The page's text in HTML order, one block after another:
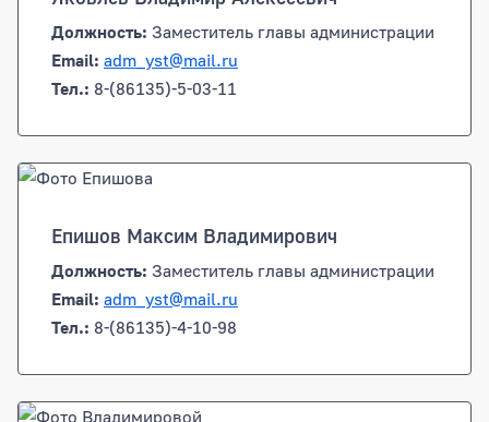
Должность: Заместитель главы администрации
Email: adm_yst@mail.ru
Тел.: 8-(86135)-5-03-11
Епишов Максим Владимирович
Должность: Заместитель главы администрации
Email: adm_yst@mail.ru
Тел.: 8-(86135)-4-10-98